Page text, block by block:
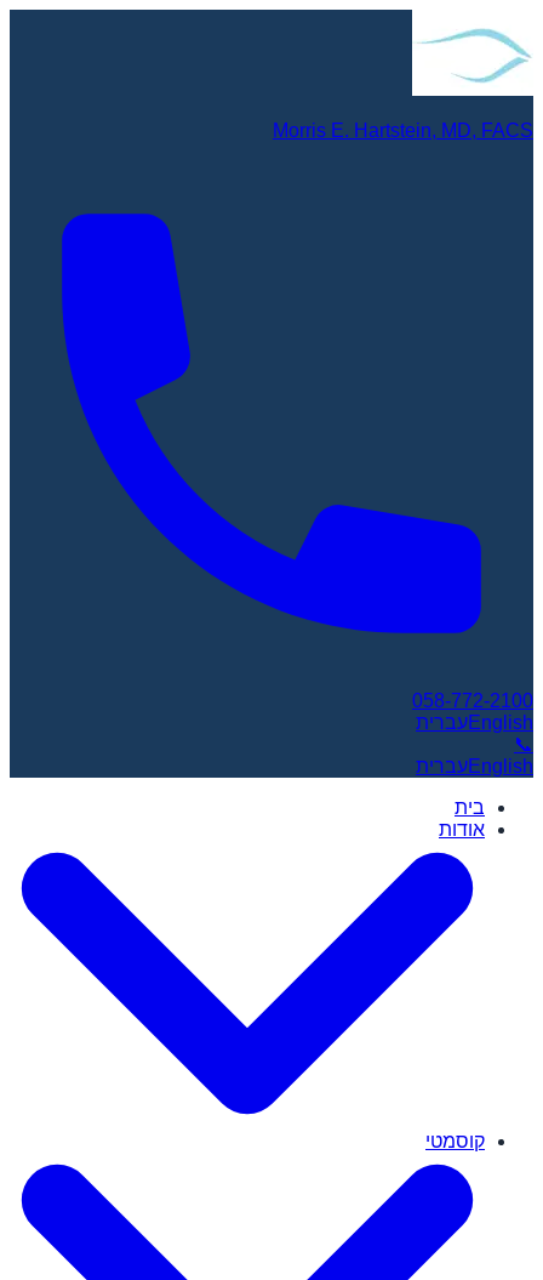
Morris E. Hartstein, MD, FACS
058-772-2100
Englishעברית
📞
Englishעברית
בית
אודות
קוסמטי